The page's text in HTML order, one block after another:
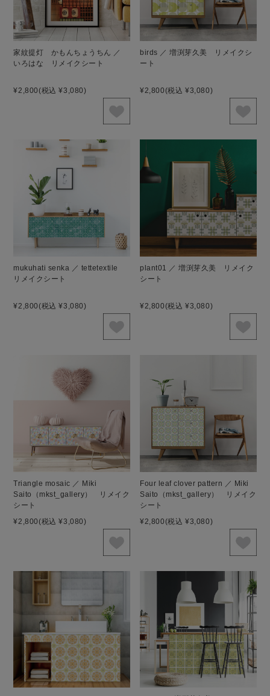
家紋提灯 かもんちょうちん ／
いろはな リメイクシート
¥2,800(税込 ¥3,080)
birds ／ 増渕芽久美 リメイクシ
ート
¥2,800(税込 ¥3,080)
mukuhati senka ／ tettetextile
リメイクシート
¥2,800(税込 ¥3,080)
plant01 ／ 増渕芽久美 リメイク
シート
¥2,800(税込 ¥3,080)
Triangle mosaic ／ Miki
Saito（mkst_gallery） リメイク
シート
¥2,800(税込 ¥3,080)
Four leaf clover pattern ／ Miki
Saito（mkst_gallery） リメイク
シート
¥2,800(税込 ¥3,080)